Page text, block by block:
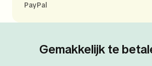
PayPal
Gemakkelijk te